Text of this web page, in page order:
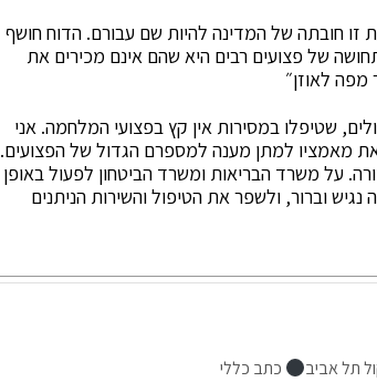
זו חובתה של המדינה להיות שם עבורם. הדוח חושף
של פצועים רבים היא שהם אינם מכירים את
מפה לאוזן״
שטיפלו במסירות אין קץ בפצועי המלחמה. אני
מאמציו למתן מענה למספרם הגדול של הפצועים.
על משרד הבריאות ומשרד הביטחון לפעול באופן
נגיש וברור, ולשפר את הטיפול והשירות הניתנים
תל אביב
כתב כללי